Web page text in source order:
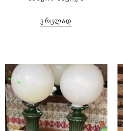
ᲕᲠᲪᲚᲐᲓ